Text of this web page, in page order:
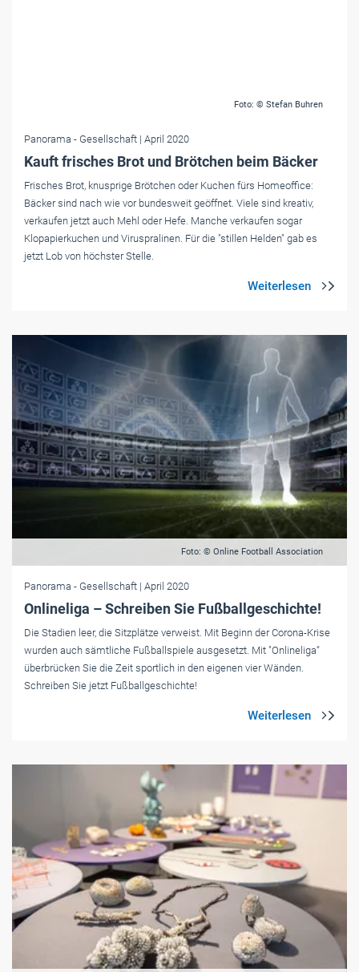
Foto: © Stefan Buhren
Panorama - Gesellschaft | April 2020
Kauft frisches Brot und Brötchen beim Bäcker
Frisches Brot, knusprige Brötchen oder Kuchen fürs Homeoffice:
Bäcker sind nach wie vor bundesweit geöffnet. Viele sind kreativ,
verkaufen jetzt auch Mehl oder Hefe. Manche verkaufen sogar
Klopapierkuchen und Viruspralinen. Für die "stillen Helden" gab es
jetzt Lob von höchster Stelle.
Foto: © Online Football Association
Panorama - Gesellschaft | April 2020
Onlineliga – Schreiben Sie Fußballgeschichte!
Die Stadien leer, die Sitzplätze verweist. Mit Beginn der Corona-Krise
wurden auch sämtliche Fußballspiele ausgesetzt. Mit "Onlineliga“
überbrücken Sie die Zeit sportlich in den eigenen vier Wänden.
Schreiben Sie jetzt Fußballgeschichte!